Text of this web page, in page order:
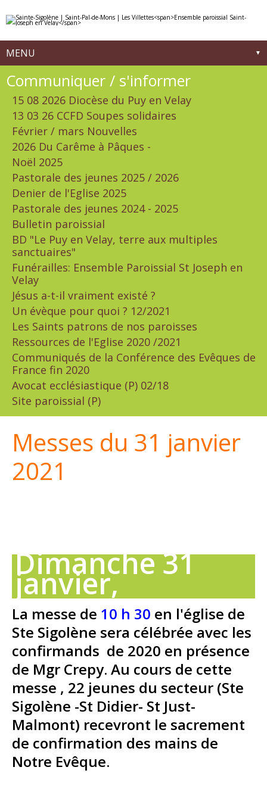
contenu.
la
MENU
Navigation
Communiquer / s'informer
15 08 2026 Diocèse du Puy en Velay
13 03 26 CCFD Soupes solidaires
Février / mars Nouvelles
2026 Du Carême à Pâques -
Noël 2025
Pastorale des jeunes 2025 / 2026
Denier de l'Eglise 2025
Pastorale des jeunes 2024 - 2025
Bulletin paroissial
BD "Le Puy en Velay, terre aux multiples
sanctuaires"
Funérailles: Ensemble Paroissial St Joseph en
Velay
Jésus a-t-il vraiment existé ?
Un évèque pour quoi ? 12/2021
Les Saints patrons de nos paroisses
Ressources de l'Eglise 2020 /2021
Communiqués de la Conférence des Evêques de
France fin 2020
Avocat ecclésiastique (P) 02/18
Site paroissial (P)
Messes du 31 janvier
2021
Dimanche 31
janvier,
La messe de 10 h 30 en l'église de
Ste Sigolène sera célébrée avec les
confirmands de 2020 en présence
de Mgr Crepy. Au cours de cette
messe , 22 jeunes du secteur (Ste
Sigolène -St Didier- St Just-
Malmont) recevront le sacrement
de confirmation des mains de
Notre Evêque.